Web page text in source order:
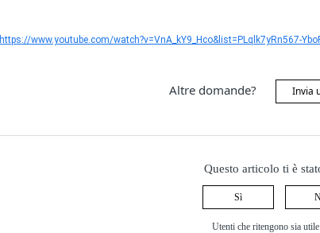
https://www.youtube.com/watch?v=VnA_kY9_Hco&list=PLqlk7yRn567-
Altre domande? Invia
Questo articolo ti è
Sì
Utenti che ritengono sia